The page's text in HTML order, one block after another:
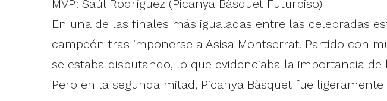
MVP: Saúl Rodríguez (Picanya Bàsquet Futurpiso)
En una de las finales más igualadas entre las celebradas
campeón tras imponerse a Asisa Montserrat. Partido con
se estaba disputando, lo que evidenciaba la importancia
Pero en la segunda mitad, Picanya Bàsquet fue